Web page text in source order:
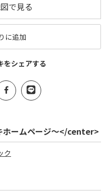
で見る
に追加
をシェアする
ームページ～</center>
ク